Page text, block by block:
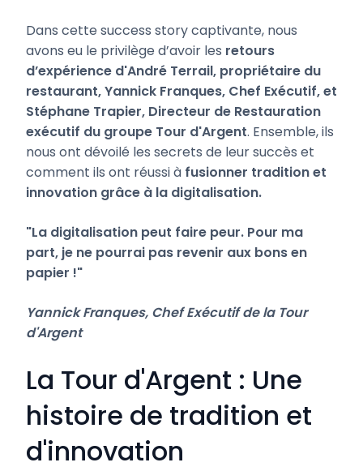
Dans cette success story captivante, nous
avons eu le privilège d’avoir les retours
d’expérience d'André Terrail, propriétaire du
restaurant, Yannick Franques, Chef Exécutif, et
Stéphane Trapier, Directeur de Restauration
exécutif du groupe Tour d'Argent. Ensemble, ils
nous ont dévoilé les secrets de leur succès et
comment ils ont réussi à fusionner tradition et
innovation grâce à la digitalisation.
"La digitalisation peut faire peur. Pour ma
part, je ne pourrai pas revenir aux bons en
papier !"
Yannick Franques, Chef Exécutif de la Tour
d'Argent
La Tour d'Argent : Une
histoire de tradition et
d'innovation